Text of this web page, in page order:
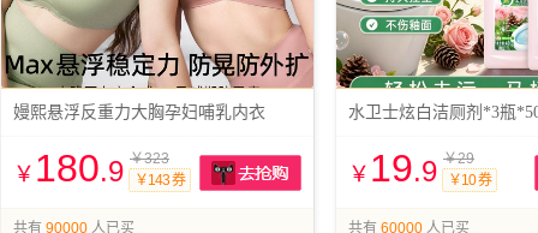
嫚熙悬浮反重力大胸孕妇哺乳内衣
￥ 180.9 ￥323
￥143 券
共有 90000 人已买
水卫士炫白洁厕剂*3瓶
￥ 19.9 ￥29
￥10 券
共有 60000 人已买